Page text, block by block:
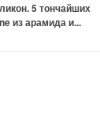
5 тончайших
из арамида и...